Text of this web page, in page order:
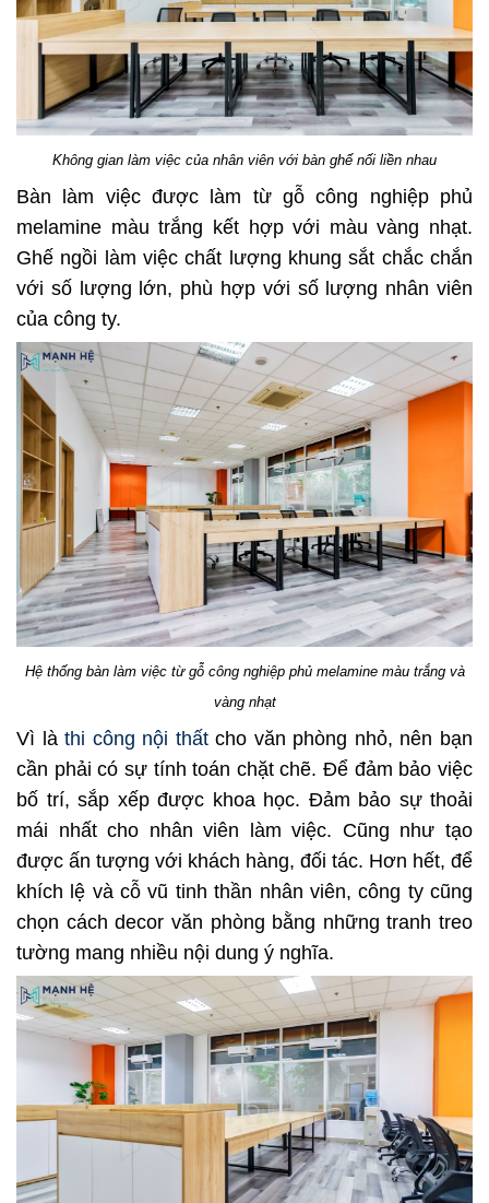
Không gian làm việc của nhân viên với bàn ghế nối liền nhau
Bàn làm việc được làm từ gỗ công nghiệp phủ
melamine màu trắng kết hợp với màu vàng nhạt.
Ghế ngồi làm việc chất lượng khung sắt chắc chắn
với số lượng lớn, phù hợp với số lượng nhân viên
của công ty.
Hệ thống bàn làm việc từ gỗ công nghiệp phủ melamine màu trắng và
vàng nhạt
Vì làthi công nội thấtcho văn phòng nhỏ, nên bạn
cần phải có sự tính toán chặt chẽ. Để đảm bảo việc
bố trí, sắp xếp được khoa học. Đảm bảo sự thoải
mái nhất cho nhân viên làm việc. Cũng như tạo
được ấn tượng với khách hàng, đối tác. Hơn hết, để
khích lệ và cỗ vũ tinh thần nhân viên, công ty cũng
chọn cách decor văn phòng bằng những tranh treo
tường mang nhiều nội dung ý nghĩa.